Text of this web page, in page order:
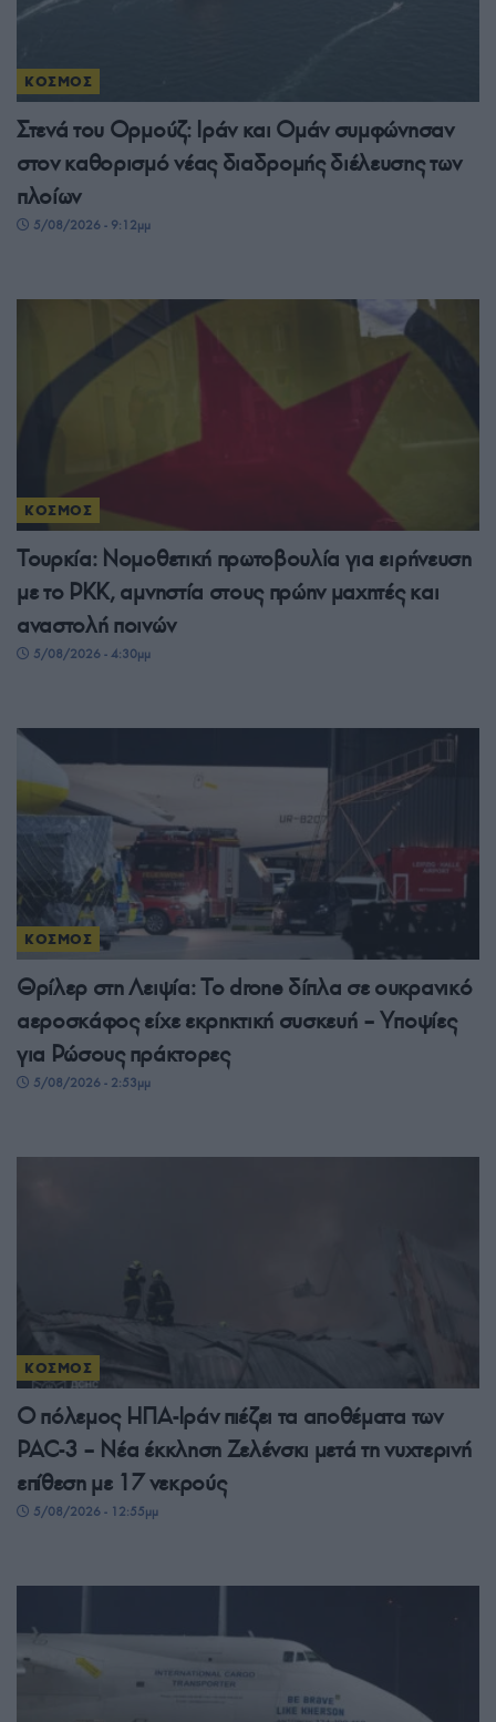
ΚΟΣΜΟΣ
Στενά του Ορμούζ: Ιράν και Ομάν συμφώνησαν
στον καθορισμό νέας διαδρομής διέλευσης των
πλοίων
5/08/2026 - 9:12μμ
ΚΟΣΜΟΣ
Τουρκία: Νομοθετική πρωτοβουλία για ειρήνευση
με το PKK, αμνηστία στους πρώην μαχητές και
αναστολή ποινών
5/08/2026 - 4:30μμ
ΚΟΣΜΟΣ
Θρίλερ στη Λειψία: Το drone δίπλα σε ουκρανικό
αεροσκάφος είχε εκρηκτική συσκευή – Υποψίες
για Ρώσους πράκτορες
5/08/2026 - 2:53μμ
ΚΟΣΜΟΣ
Ο πόλεμος ΗΠΑ-Ιράν πιέζει τα αποθέματα των
PAC-3 – Νέα έκκληση Ζελένσκι μετά τη νυχτερινή
επίθεση με 17 νεκρούς
5/08/2026 - 12:55μμ